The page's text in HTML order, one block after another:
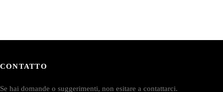
CONTATTO
Se hai domande o suggerimenti, non esitare a contattarci.